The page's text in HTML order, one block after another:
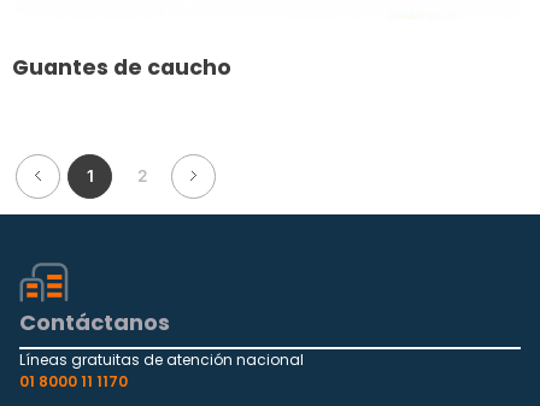
Guantes de caucho
1 2
Contáctanos
Líneas gratuitas de atención nacional
01 8000 11 1170